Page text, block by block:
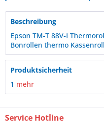
Beschreibung
Epson TM-T 88V-I
Bonrollen thermo
Produktsicherheit
1 mehr
Service Hotline